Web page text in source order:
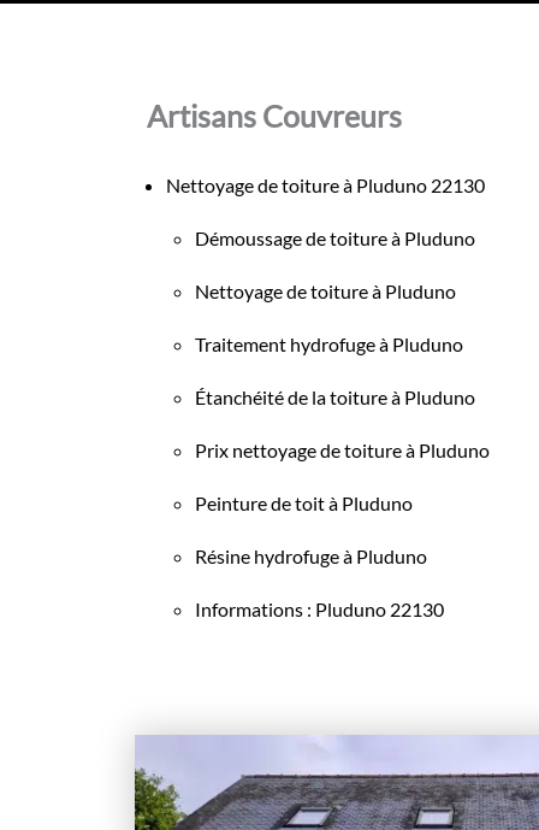
Artisans Couvreurs
Nettoyage de toiture à Pluduno 22130
Démoussage de toiture à Pluduno
Nettoyage de toiture à Pluduno
Traitement hydrofuge à Pluduno
Étanchéité de la toiture à Pluduno
Prix nettoyage de toiture à Pluduno
Peinture de toit à Pluduno
Résine hydrofuge à Pluduno
Informations : Pluduno 22130